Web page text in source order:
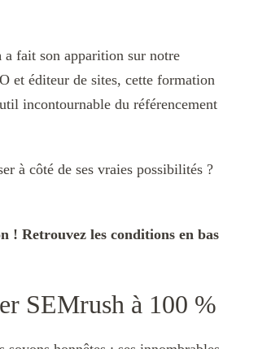
a fait son apparition sur notre
et éditeur de sites, cette formation
incontournable du référencement
à côté de ses vraies possibilités ?
! Retrouvez les conditions en bas
SEMrush à 100 %